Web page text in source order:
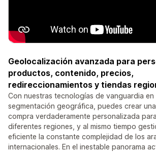
Geolocalización avanzada para
productos, contenido, precios,
redireccionamientos y tiendas
Con nuestras tecnologías de vanguardia
segmentación geográfica, puedes crear
compra verdaderamente personalizada
diferentes regiones, y al mismo tiempo
eficiente la constante complejidad de los
internacionales. En el inestable panorama